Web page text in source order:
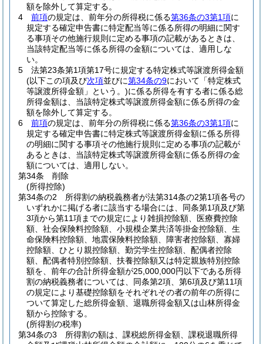
額を除外して算定する。
4
前項の規定は、前年分の所得税に係る第36条の3第1項に
規定する確定申告書に特定配当等に係る所得の明細に関す
る事項その他施行規則に定める事項の記載があるときは、
当該特定配当等に係る所得の金額については、適用しな
い。
5
法第23条第1項第17号に規定する特定株式等譲渡所得金額
(以下この項及び次項並びに第34条の9において「特定株式
等譲渡所得金額」という。)に係る所得を有する者に係る総
所得金額は、当該特定株式等譲渡所得金額に係る所得の金
額を除外して算定する。
6
前項の規定は、前年分の所得税に係る第36条の3第1項に
規定する確定申告書に特定株式等譲渡所得金額に係る所得
の明細に関する事項その他施行規則に定める事項の記載が
あるときは、当該特定株式等譲渡所得金額に係る所得の金
額については、適用しない。
第34条
削除
(所得控除)
第34条の2
所得割の納税義務者が法第314条の2第1項各号の
いずれかに掲げる者に該当する場合には、同条第1項及び第
3項から第11項までの規定により雑損控除額、医療費控除
額、社会保険料控除額、小規模企業共済等掛金控除額、生
命保険料控除額、地震保険料控除額、障害者控除額、寡婦
控除額、ひとり親控除額、勤労学生控除額、配偶者控除
額、配偶者特別控除額、扶養控除額又は特定親族特別控除
額を、前年の合計所得金額が25,000,000円以下である所得
割の納税義務者については、同条第2項、第6項及び第11項
の規定により基礎控除額をそれぞれその者の前年の所得に
ついて算定した総所得金額、退職所得金額又は山林所得金
額から控除する。
(所得割の税率)
第34条の3
所得割の額は、課税総所得金額、課税退職所得